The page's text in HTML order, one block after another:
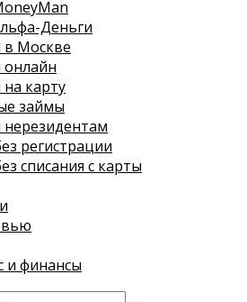
Деньги
Москве
карту
займы
регистрации
списания с карты
и финансы